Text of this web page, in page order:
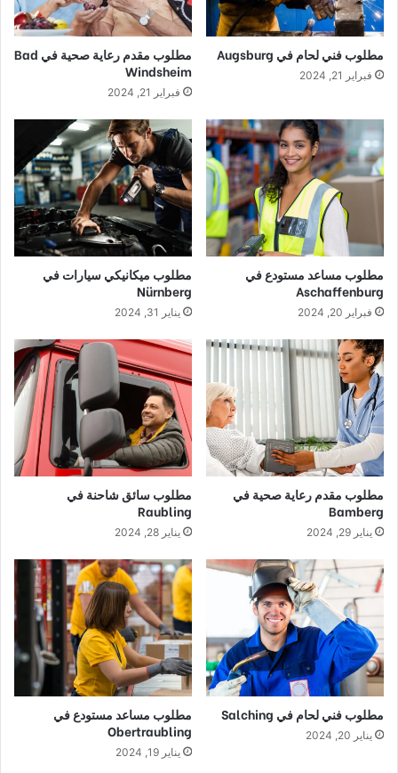
مطلوب فني لحام في Augsburg
فبراير 21, 2024
مطلوب مقدم رعاية صحية في Bad
Windsheim
فبراير 21, 2024
مطلوب مساعد مستودع في
Aschaffenburg
فبراير 20, 2024
مطلوب ميكانيكي سيارات في
Nürnberg
يناير 31, 2024
مطلوب مقدم رعاية صحية في
Bamberg
يناير 29, 2024
مطلوب سائق شاحنة في
Raubling
يناير 28, 2024
مطلوب فني لحام في Salching
يناير 20, 2024
مطلوب مساعد مستودع في
Obertraubling
يناير 19, 2024